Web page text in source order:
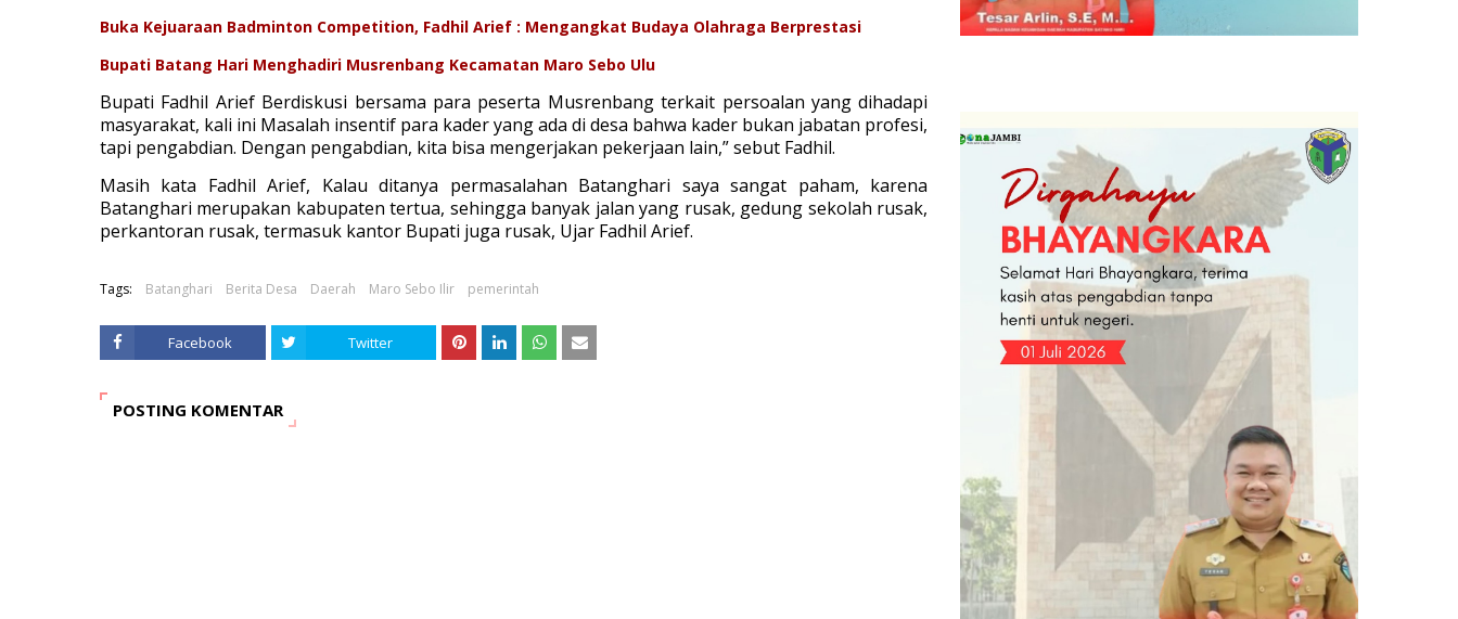
Buka Kejuaraan Badminton Competition, Fadhil Arief : Mengangkat Budaya Olahraga Berprestasi
Bupati Batang Hari Menghadiri Musrenbang Kecamatan Maro Sebo Ulu
Bupati Fadhil Arief Berdiskusi bersama para peserta Musrenbang terkait persoalan yang dihadapi
masyarakat, kali ini Masalah insentif para kader yang ada di desa bahwa kader bukan jabatan profesi,
tapi pengabdian. Dengan pengabdian, kita bisa mengerjakan pekerjaan lain,” sebut Fadhil.
Masih kata Fadhil Arief, Kalau ditanya permasalahan Batanghari saya sangat paham, karena
Batanghari merupakan kabupaten tertua, sehingga banyak jalan yang rusak, gedung sekolah rusak,
perkantoran rusak, termasuk kantor Bupati juga rusak, Ujar Fadhil Arief.
Tags: Batanghari Berita Desa Daerah Maro Sebo Ilir pemerintah
Facebook Twitter
POSTING KOMENTAR